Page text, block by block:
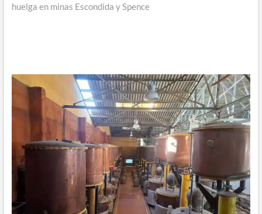
huelga en minas Escondida y Spence